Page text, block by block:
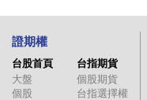
證期權
台股首頁
大盤
個股
台指期貨
個股期貨
台指選擇權